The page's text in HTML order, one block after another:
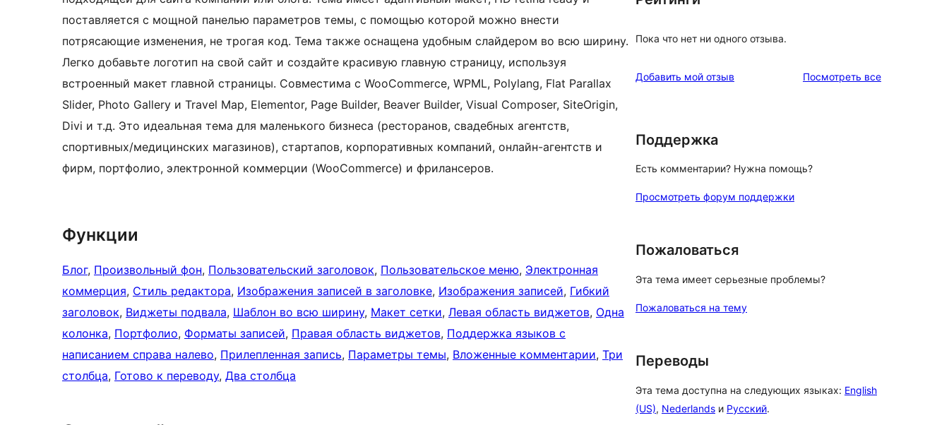
поставляется с мощной панелью параметров темы, с помощью которой можно внести
потрясающие изменения, не трогая код. Тема также оснащена удобным слайдером во всю ширину.
Легко добавьте логотип на свой сайт и создайте красивую главную страницу, используя
встроенный макет главной страницы. Совместима с WooCommerce, WPML, Polylang, Flat Parallax
Slider, Photo Gallery и Travel Map, Elementor, Page Builder, Beaver Builder, Visual Composer, SiteOrigin,
Divi и т.д. Это идеальная тема для маленького бизнеса (ресторанов, свадебных агентств,
спортивных/медицинских магазинов), стартапов, корпоративных компаний, онлайн-агентств и
фирм, портфолио, электронной коммерции (WooCommerce) и фрилансеров.
Функции
Блог, Произвольный фон, Пользовательский заголовок, Пользовательское меню, Электронная
коммерция, Стиль редактора, Изображения записей в заголовке, Изображения записей, Гибкий
заголовок, Виджеты подвала, Шаблон во всю ширину, Макет сетки, Левая область виджетов, Одна
колонка, Портфолио, Форматы записей, Правая область виджетов, Поддержка языков с
написанием справа налево, Прилепленная запись, Параметры темы, Вложенные комментарии, Три
столбца, Готово к переводу, Два столбца
Пока что нет ни одного отзыва.
Добавить мой отзыв Посмотреть всеотзывы
Поддержка
Есть комментарии? Нужна помощь?
Просмотреть форум поддержки
Пожаловаться
Эта тема имеет серьезные проблемы?
Пожаловаться на тему
Переводы
Эта тема доступна на следующих языках: English
(US), Nederlands и Русский.